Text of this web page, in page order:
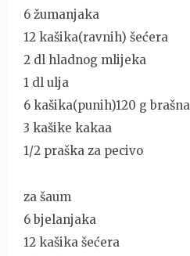
6 žumanjaka
12 kašika(ravnih) šećera
2 dl hladnog mlijeka
1 dl ulja
6 kašika(punih)120 g brašna
3 kašike kakaa
1/2 praška za pecivo
za šaum
6 bjelanjaka
12 kašika šećera